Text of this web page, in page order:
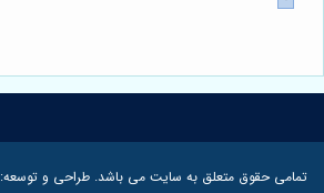
تمامی حقوق متعلق به سایت می باشد. طراحی و توسعه: